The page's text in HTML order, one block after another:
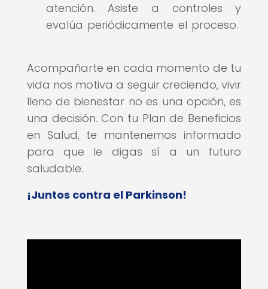
atención. Asiste a controles y
evalúa periódicamente el proceso.
Acompañarte en cada momento de tu
vida nos motiva a seguir creciendo, vivir
lleno de bienestar no es una opción, es
una decisión. Con tu Plan de Beneficios
en Salud, te mantenemos informado
para que le digas sí a un futuro
saludable.
¡Juntos contra el Parkinson!